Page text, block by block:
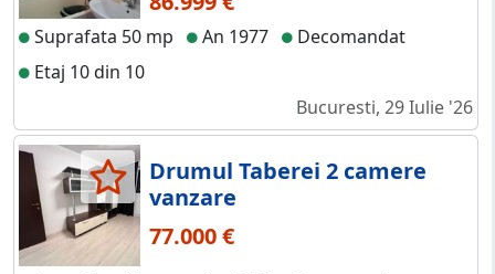
Suprafata 50 mp An 1977
Decomandat
Etaj 10 din 10
Bucuresti, 29 Iulie '26
Drumul Taberei 2 camere
vanzare
77.000 €